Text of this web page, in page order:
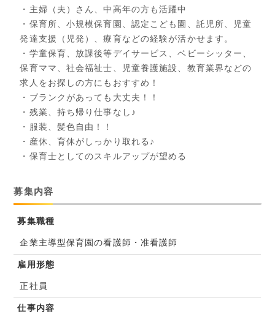
・主婦（夫）さん、中高年の方も活躍中
・保育所、小規模保育園、認定こども園、託児所、児童
発達支援（児発）、療育などの経験が活かせます。
・学童保育、放課後等デイサービス、ベビーシッター、
保育ママ、社会福祉士、児童養護施設、教育業界などの
求人をお探しの方にもおすすめ！
・ブランクがあっても大丈夫！！
・残業、持ち帰り仕事なし♪
・服装、髪色自由！！
・産休、育休がしっかり取れる♪
・保育士としてのスキルアップが望める
募集内容
募集職種
企業主導型保育園の看護師・准看護師
雇用形態
正社員
仕事内容